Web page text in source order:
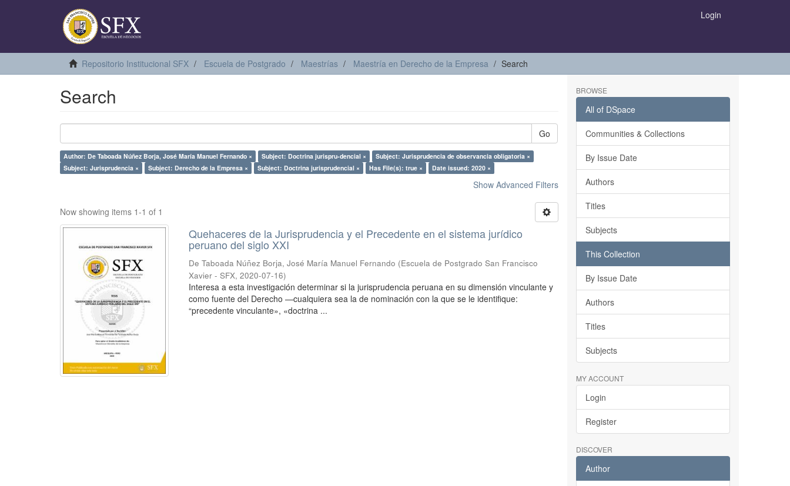
Login
Repositorio Institucional SFX Escuela de Postgrado Maestrías Maestría en Derecho de la Empresa Search
Search
Go
Author: De Taboada Núñez Borja, José María Manuel Fernando × Subject: Doctrina jurispru-dencial ×
Subject: Jurisprudencia de observancia obligatoria ×
Subject: Jurisprudencia ×
Subject: Derecho de la Empresa × Subject: Doctrina jurisprudencial × Has File(s): true × Date issued: 2020 ×
Show Advanced Filters
Now showing items 1-1 of 1
Quehaceres de la Jurisprudencia y el Precedente en el sistema jurídico
peruano del siglo XXI
De Taboada Núñez Borja, José María Manuel Fernando (Escuela de Postgrado San Francisco
Xavier - SFX,2020-07-16)
Interesa a esta investigación determinar si la jurisprudencia peruana en su dimensión vinculante y
como fuente del Derecho —cualquiera sea la de nominación con la que se le identifique:
“precedente vinculante», «doctrina ...
BROWSE
All of DSpace
Communities & Collections
By Issue Date
Authors
Titles
Subjects
This Collection
By Issue Date
Authors
Titles
Subjects
MY ACCOUNT
Login
Register
DISCOVER
Author